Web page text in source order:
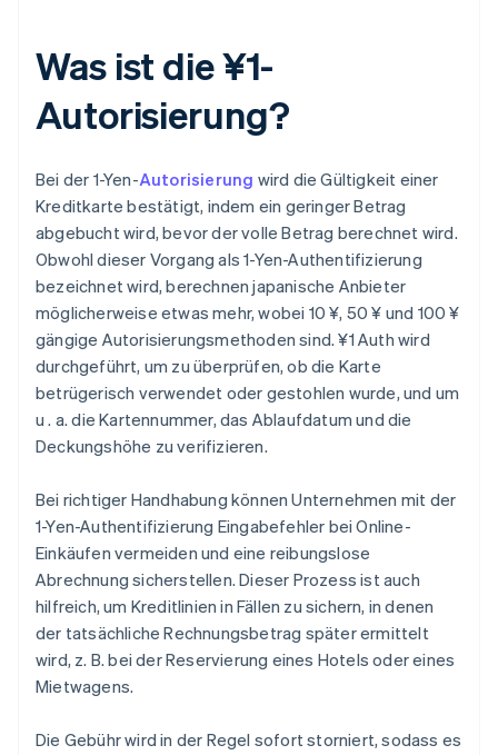
Was ist die ¥1-
Autorisierung?
Bei der 1-Yen-Autorisierung wird die Gültigkeit einer
Kreditkarte bestätigt, indem ein geringer Betrag
abgebucht wird, bevor der volle Betrag berechnet wird.
Obwohl dieser Vorgang als 1-Yen-Authentifizierung
bezeichnet wird, berechnen japanische Anbieter
möglicherweise etwas mehr, wobei 10 ¥, 50 ¥ und 100 ¥
gängige Autorisierungsmethoden sind. ¥1 Auth wird
durchgeführt, um zu überprüfen, ob die Karte
betrügerisch verwendet oder gestohlen wurde, und um
u . a. die Kartennummer, das Ablaufdatum und die
Deckungshöhe zu verifizieren.
Bei richtiger Handhabung können Unternehmen mit der
1-Yen-Authentifizierung Eingabefehler bei Online-
Einkäufen vermeiden und eine reibungslose
Abrechnung sicherstellen. Dieser Prozess ist auch
hilfreich, um Kreditlinien in Fällen zu sichern, in denen
der tatsächliche Rechnungsbetrag später ermittelt
wird, z. B. bei der Reservierung eines Hotels oder eines
Mietwagens.
Die Gebühr wird in der Regel sofort storniert, sodass es